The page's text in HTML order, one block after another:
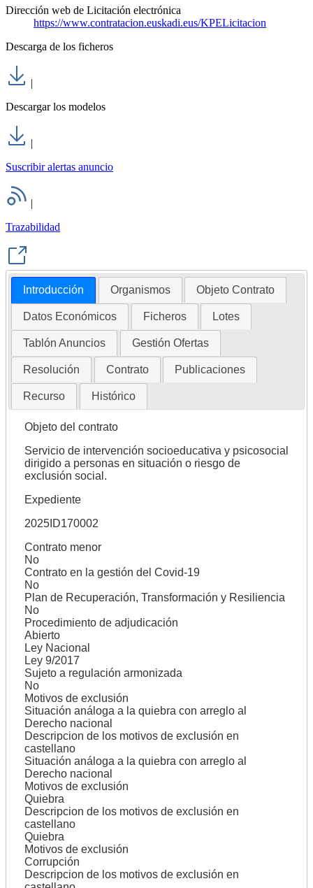
Dirección web de Licitación electrónica
https://www.contratacion.euskadi.eus/KPELicitacion
Descarga de los ficheros
|
Descargar los modelos
|
Suscribir alertas anuncio
|
Trazabilidad
Introducción Organismos Objeto Contrato
Datos Económicos Ficheros Lotes
Tablón Anuncios Gestión Ofertas
Resolución Contrato Publicaciones
Recurso Histórico
Objeto del contrato
Servicio de intervención socioeducativa y psicosocial
dirigido a personas en situación o riesgo de
exclusión social.
Expediente
2025ID170002
Contrato menor
No
Contrato en la gestión del Covid-19
No
Plan de Recuperación, Transformación y Resiliencia
No
Procedimiento de adjudicación
Abierto
Ley Nacional
Ley 9/2017
Sujeto a regulación armonizada
No
Motivos de exclusión
Situación análoga a la quiebra con arreglo al
Derecho nacional
Descripcion de los motivos de exclusión en
castellano
Situación análoga a la quiebra con arreglo al
Derecho nacional
Motivos de exclusión
Quiebra
Descripcion de los motivos de exclusión en
castellano
Quiebra
Motivos de exclusión
Corrupción
Descripcion de los motivos de exclusión en